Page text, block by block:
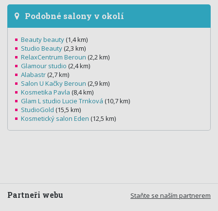
Podobné salony v okolí
Beauty beauty (1,4 km)
Studio Beauty (2,3 km)
RelaxCentrum Beroun (2,2 km)
Glamour studio (2,4 km)
Alabastr (2,7 km)
Salon U Kačky Beroun (2,9 km)
Kosmetika Pavla (8,4 km)
Glam L studio Lucie Trnková (10,7 km)
StudioGold (15,5 km)
Kosmetický salon Eden (12,5 km)
Staňte se naším partnerem
Partneři webu